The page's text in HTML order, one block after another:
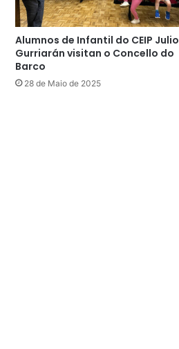
Alumnos de Infantil do CEIP Julio
Gurriarán visitan o Concello do
Barco
28 de Maio de 2025